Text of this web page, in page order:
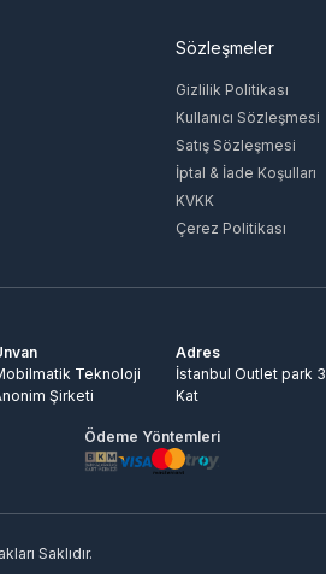
Sözleşmeler
Gizlilik Politikası
Kullanıcı Sözleşmesi
Satış Sözleşmesi
İptal & İade Koşulları
KVKK
Çerez Politikası
Teknoloji
Şirketi
Adres
İstanbul Outlet park 3
Kat
Ödeme Yöntemleri
Saklıdır.